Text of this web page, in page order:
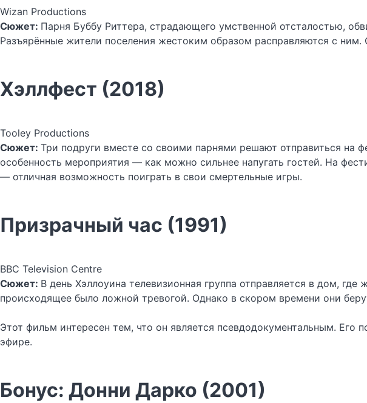
Wizan Productions
Сюжет: Парня Буббу Риттера, страдающего умственной отсталостью,
Разъярённые жители поселения жестоким образом расправляются с
Хэллфест (2018)
Tooley Productions
Сюжет: Три подруги вместе со своими парнями решают отправиться на
особенность мероприятия — как можно сильнее напугать гостей. На
— отличная возможность поиграть в свои смертельные игры.
Призрачный час (1991)
BBC Television Centre
Сюжет: В день Хэллоуина телевизионная группа отправляется в дом,
происходящее было ложной тревогой. Однако в скором времени они
Этот фильм интересен тем, что он является псевдодокументальным. Его
эфире.
Бонус: Донни Дарко (2001)